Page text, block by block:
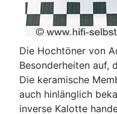
Die Hochtöner von
Besonderheiten auf,
Die keramische
auch hinlänglich
inverse Kalotte